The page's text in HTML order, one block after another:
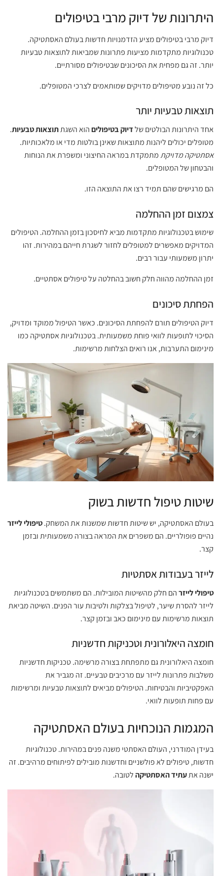
היתרונות של דיוק מרבי בטיפולים
דיוק מרבי בטיפולים מציע הזדמנויות חדשות בעולם האסתטיקה.
טכנולוגיות מתקדמות מציעות פתרונות שמביאות לתוצאות טבעיות
יותר. זה גם מפחית את הסיכונים שבטיפולים מסורתיים.
כל זה נובע מטיפולים מדויקים שמותאמים לצרכי המטופלים.
תוצאות טבעיות יותר
אחד היתרונות הבולטים שלדיוק בטיפוליםהוא השגתתוצאות טבעיות.
מטופלים יכולים ליהנות מתוצאות שאינן בולטות מדי או מלאכותיות.
אסתטיקה מדויקתמתמקדת במראה החיצוני ומשפרת את הנוחות
והבטחון של המטופלים.
הם מרגישים שהם תמיד רצו את התוצאה הזו.
צמצום זמן ההחלמה
שימוש בטכנולוגיות מתקדמות מביא לחיסכון בזמן ההחלמה. הטיפולים
המדויקים מאפשרים למטופלים לחזור לשגרת חייהם במהירות. זהו
יתרון משמעותי עבור רבים.
זמן ההחלמה מהווה חלק חשוב בהחלטה על טיפולים אסתטיים.
הפחתת סיכונים
דיוק הטיפולים תורם להפחתת הסיכונים. כאשר הטיפול ממוקד ומדויק,
הסיכוי לתופעות לוואי פוחת משמעותית. בטכנולוגיות אסתטיקה כמו
מינימום התערבות, אנו רואים הצלחות מרשימות.
שיטות טיפול חדשות בשוק
בעולם האסתטיקה, יש שיטות חדשות שמשנות את המשחק.טיפולי לייזר
נהיים פופולריים. הם משפרים את המראה בצורה משמעותית ובזמן
קצר.
לייזר בעבודות אסתטיות
טיפולי לייזרהם חלק מהשיטות המובילות. הם משתמשים בטכנולוגיות
לייזר להסרת שיער, לטיפול בצלקות ולטיבות עור הפנים. השיטה מביאת
תוצאות מרשימות עם מינימום כאב ובזמן קצר.
חומצה היאלורונית וטכניקות חדשניות
חומצה היאלורונית גם מתפתחת בצורה מרשימה. טכניקות חדשניות
משלבות פתרונות לייזר עם מרכיבים טבעיים. זה מגביר את
האפקטיביות והבטיחות. הטיפולים מביאים לתוצאות טבעיות ומרשימות
עם פחות תופעות לוואי.
המגמות הנוכחיות בעולם האסתטיקה
בעידן המודרני, העולם האסתטי משנה פנים במהירות. טכנולוגיות
חדשות, טיפולים לא פולשניים וחדשנות מובילים לפיתוחים מרהיבים. זה
ישנה אתעתיד האסתטיקהלטובה.